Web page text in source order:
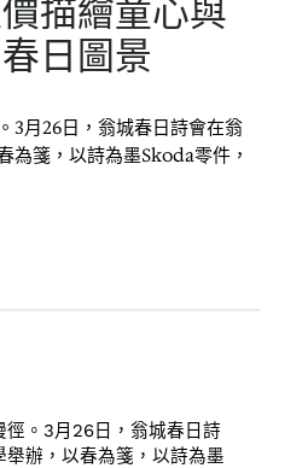
描繪童心與
日圖景
3月26日，翁城春日詩會在翁
為箋，以詩為墨Skoda零件，
徑。3月26日，翁城春日詩
辦，以春為箋，以詩為墨